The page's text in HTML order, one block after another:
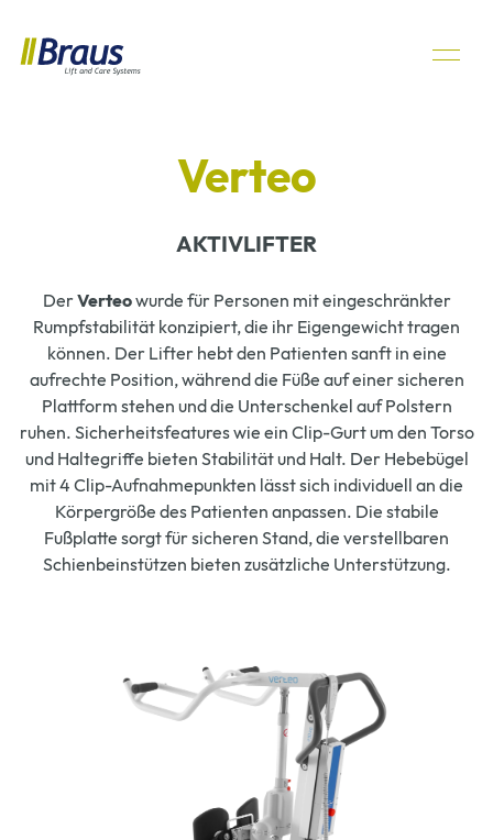
Verteo
AKTIVLIFTER
DerVerteowurde für Personen mit eingeschränkter
Rumpfstabilität konzipiert, die ihr Eigengewicht tragen
können. Der Lifter hebt den Patienten sanft in eine
aufrechte Position, während die Füße auf einer sicheren
Plattform stehen und die Unterschenkel auf Polstern
ruhen. Sicherheitsfeatures wie ein Clip-Gurt um den Torso
und Haltegriffe bieten Stabilität und Halt. Der Hebebügel
mit 4 Clip-Aufnahmepunkten lässt sich individuell an die
Körpergröße des Patienten anpassen. Die stabile
Fußplatte sorgt für sicheren Stand, die verstellbaren
Schienbeinstützen bieten zusätzliche Unterstützung.